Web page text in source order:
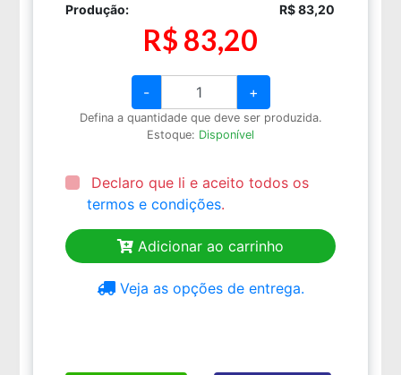
- +
Defina a quantidade que deve ser produzida.
Estoque: Disponível
Declaro que li e aceito todos os
termos e condições.
Adicionar ao carrinho
Veja as opções de entrega.
Produção: R$ 83,20
R$ 83,20